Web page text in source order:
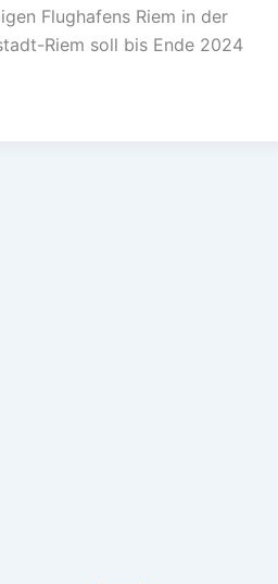
Flughafens Riem in der
Riem soll bis Ende 2024